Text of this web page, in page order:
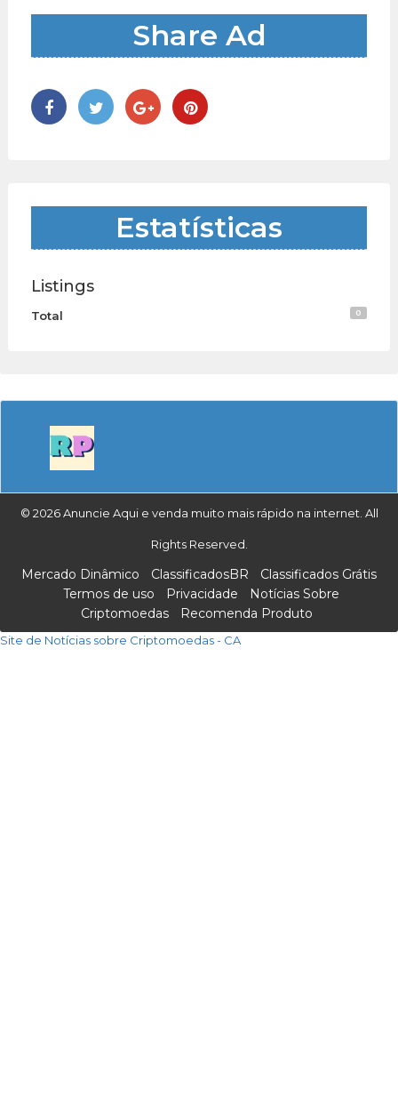
Share Ad
Estatísticas
Listings
Total 0
© 2026 Anuncie Aqui e venda muito mais rápido na internet. All
Rights Reserved.
Mercado Dinâmico ClassificadosBR
Classificados Grátis
Termos de uso
Privacidade
Notícias Sobre
Criptomoedas
Recomenda Produto
Site de Notícias sobre Criptomoedas - CA